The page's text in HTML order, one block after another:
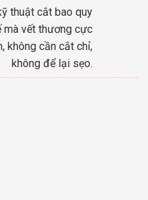
thuật cắt bao quy
mà vết thương cực
không cần cắt chỉ,
không để lại sẹo.